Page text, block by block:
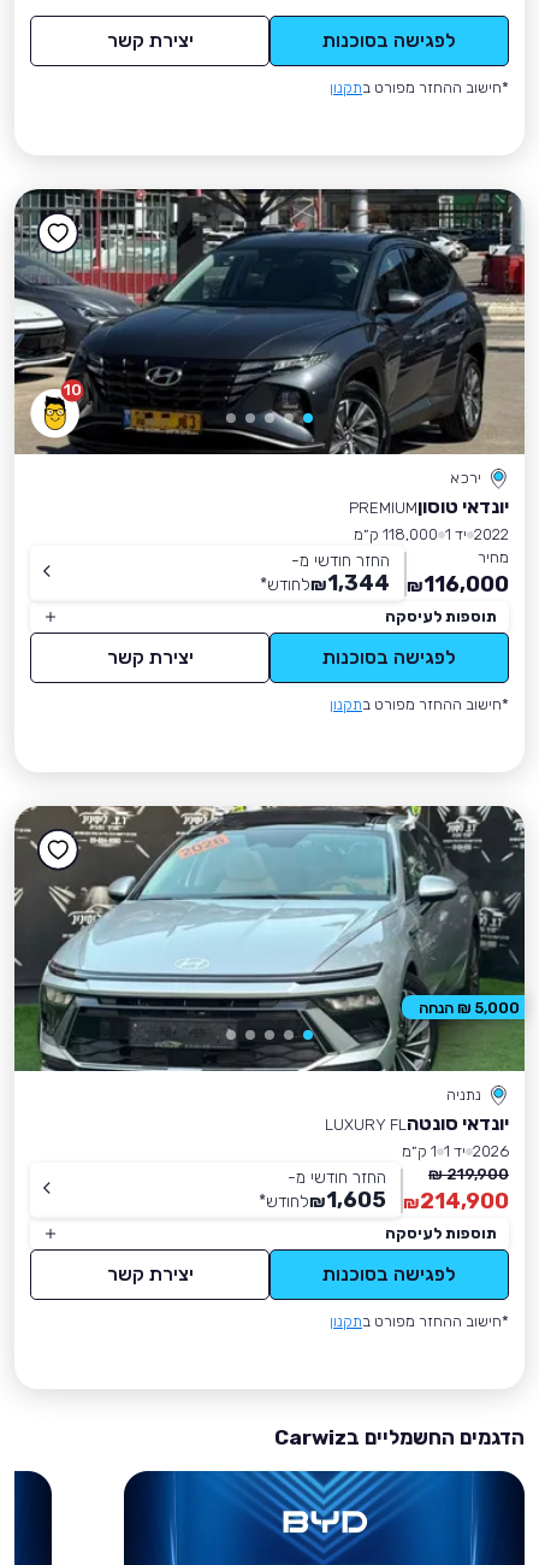
לפגישה בסוכנות יצירת קשר
*חישוב ההחזר מפורט בתקנון
10
ירכא
יונדאי טוסוןPREMIUM
2022 יד 1
118,000 ק״מ
מחיר
116,000
₪
החזר חודשי מ-
1,344
₪לחודש*
תוספות לעיסקה
לפגישה בסוכנות יצירת קשר
*חישוב ההחזר מפורט בתקנון
נתניה
יונדאי סונטה LUXURY FL
2026 יד 1
1 ק״מ
219,900 ₪
214,900
₪
החזר חודשי מ-
1,605
₪לחודש*
תוספות לעיסקה
לפגישה בסוכנות יצירת קשר
*חישוב ההחזר מפורט בתקנון
5,000 ₪ הנחה
הדגמים החשמליים בCarwiz